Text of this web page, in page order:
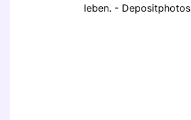
leben. - Depositphotos